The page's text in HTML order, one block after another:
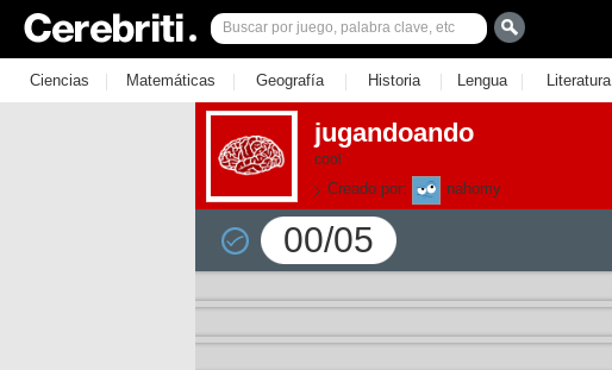
Ciencias | Matemáticas | Geografía | Historia | Lengua | Literatura
jugandoando
cool
Creado por: nahomy
00/05